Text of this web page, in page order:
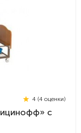
4 (4 оценки)
с